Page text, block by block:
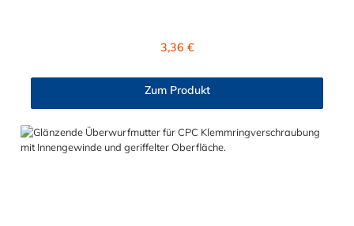
diesen Stecker mit allen Kupplungen der PLC-, PLC12- und LC-
Regulärer Preis:
3,36 €
Zum Produkt